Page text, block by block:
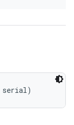
serial)